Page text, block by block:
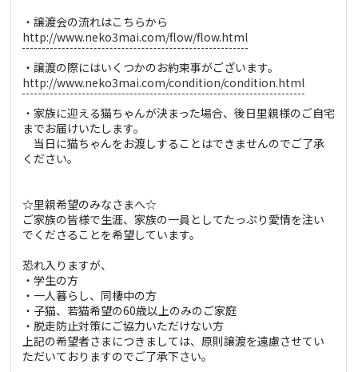
・譲渡会の流れはこちらから
http://www.neko3mai.com/flow/flow.html
・譲渡の際にはいくつかのお約束事がございます。
http://www.neko3mai.com/condition/condition.html
・家族に迎える猫ちゃんが決まった場合、後日里親様のご自宅
までお届けいたします。
当日に猫ちゃんをお渡しすることはできませんのでご了承
ください。
☆里親希望のみなさまへ☆
ご家族の皆様で生涯、家族の一員としてたっぷり愛情を注い
でくださることを希望しています。
恐れ入りますが、
・学生の方
・一人暮らし、同棲中の方
・子猫、若猫希望の60歳以上のみのご家庭
・脱走防止対策にご協力いただけない方
上記の希望者さまにつきましては、原則譲渡を遠慮させてい
ただいておりますのでご了承下さい。